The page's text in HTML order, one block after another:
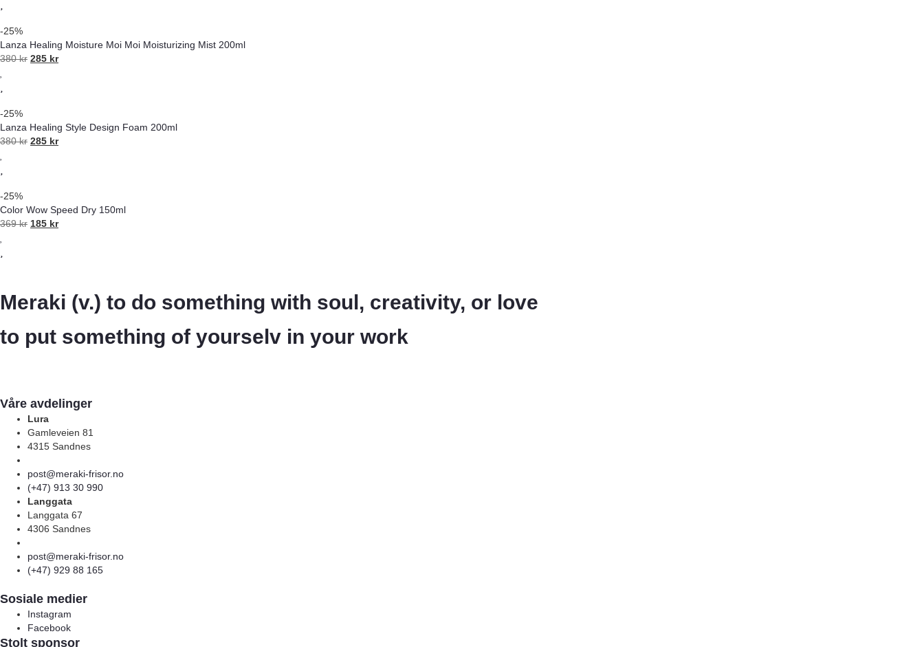
-25%
Lanza Healing Moisture Moi Moi Moisturizing Mist 200ml
380kr 285 kr
-25%
Lanza Healing Style Design Foam 200ml
380kr 285 kr
-25%
Color Wow Speed Dry 150ml
369kr 185 kr
Meraki (v.) to do something with soul, creativity, or love
to put something of yourselv in your work
Våre avdelinger
Lura
Gamleveien 81
4315 Sandnes
post@meraki-frisor.no
(+47) 913 30 990
Langgata
Langgata 67
4306 Sandnes
post@meraki-frisor.no
(+47) 929 88 165
Sosiale medier
Instagram
Facebook
Stolt sponsor